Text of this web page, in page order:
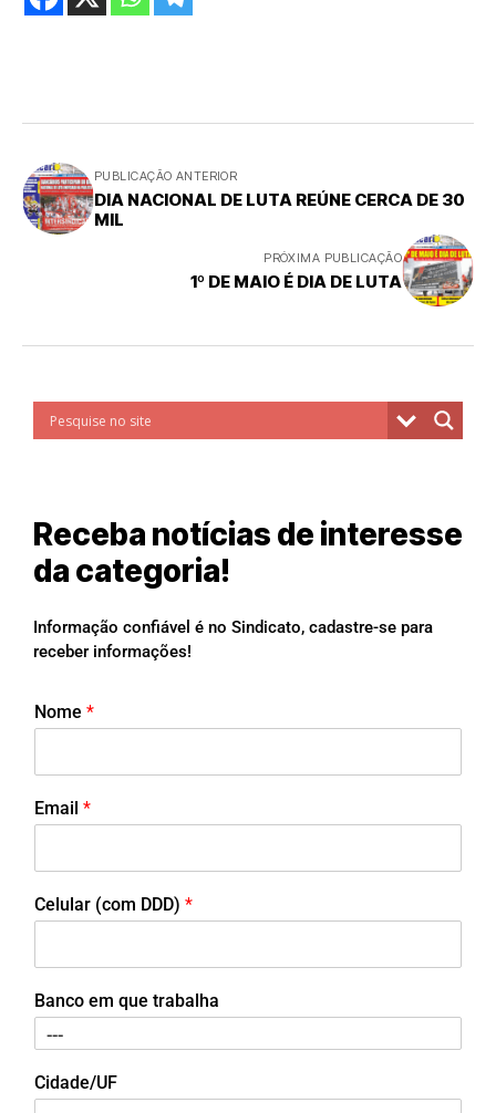
PUBLICAÇÃO ANTERIOR
DIA NACIONAL DE LUTA REÚNE CERCA DE 30
MIL
PRÓXIMA PUBLICAÇÃO
1º DE MAIO É DIA DE LUTA
Receba notícias de interesse
da categoria!
Informação confiável é no Sindicato, cadastre-se para
receber informações!
Nome *
Email *
Celular (com DDD) *
Banco em que trabalha
Cidade/UF